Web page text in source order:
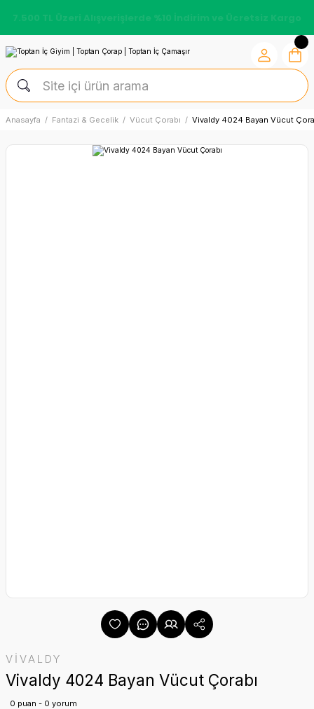
7.500 TL Üzeri Alışverişlerde %10 İndirim ve Ücretsiz Kargo
Anasayfa Fantazi & Gecelik Vücut Çorabı Vivaldy 4024 Bayan Vücut
VİVALDY
Vivaldy 4024 Bayan Vücut Çorabı
0 puan - 0 yorum